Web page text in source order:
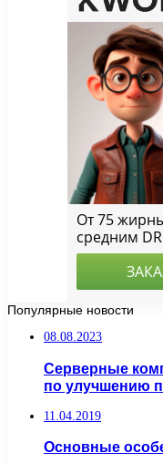
Популярные новости
08.08.2023
Серверные
по улучшению
11.04.2019
Основные